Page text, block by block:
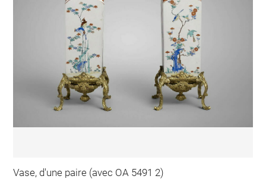
Vase, d'une paire (avec OA 5491 2)